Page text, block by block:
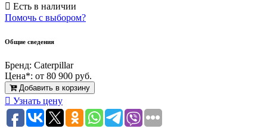
Есть в наличии
Помочь с выбором?
Общие сведения
Бренд: Caterpillar
Цена*: от 80 900 руб.
Добавить в корзину
Узнать цену